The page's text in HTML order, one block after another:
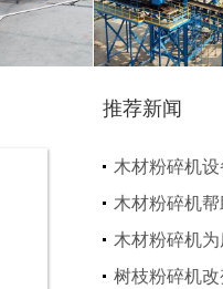
推荐新闻
木材粉碎机
木材粉碎机
木材粉碎机
树枝粉碎机